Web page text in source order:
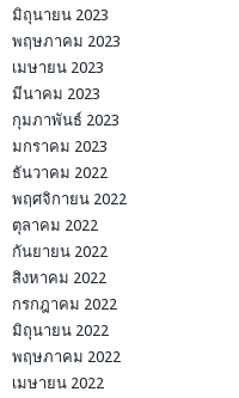
มิถุนายน 2023
พฤษภาคม 2023
เมษายน 2023
มีนาคม 2023
กุมภาพันธ์ 2023
มกราคม 2023
ธันวาคม 2022
พฤศจิกายน 2022
ตุลาคม 2022
กันยายน 2022
สิงหาคม 2022
กรกฎาคม 2022
มิถุนายน 2022
พฤษภาคม 2022
เมษายน 2022